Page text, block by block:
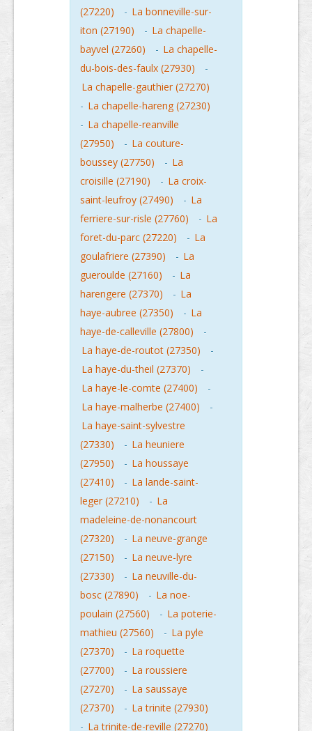
(27220)
- La bonneville-sur-
iton (27190)
- La chapelle-
bayvel (27260)
- La chapelle-
du-bois-des-faulx (27930)
-
La chapelle-gauthier (27270)
- La chapelle-hareng (27230)
- La chapelle-reanville
(27950)
- La couture-
boussey (27750)
- La
croisille (27190)
- La croix-
saint-leufroy (27490)
- La
ferriere-sur-risle (27760)
- La
foret-du-parc (27220)
- La
goulafriere (27390)
- La
gueroulde (27160)
- La
harengere (27370)
- La
haye-aubree (27350)
- La
haye-de-calleville (27800)
-
La haye-de-routot (27350)
-
La haye-du-theil (27370)
-
La haye-le-comte (27400)
-
La haye-malherbe (27400)
-
La haye-saint-sylvestre
(27330)
- La heuniere
(27950)
- La houssaye
(27410)
- La lande-saint-
leger (27210)
- La
madeleine-de-nonancourt
(27320)
- La neuve-grange
(27150)
- La neuve-lyre
(27330)
- La neuville-du-
bosc (27890)
- La noe-
poulain (27560)
- La poterie-
mathieu (27560)
- La pyle
(27370)
- La roquette
(27700)
- La roussiere
(27270)
- La saussaye
(27370)
- La trinite (27930)
- La trinite-de-reville (27270)